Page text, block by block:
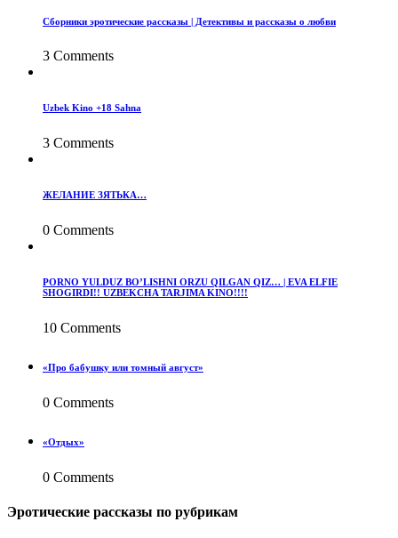
Сборники эротические рассказы | Детективы и рассказы о любви
3 Comments
Uzbek Kino +18 Sahna
3 Comments
ЖЕЛАНИЕ ЗЯТЬКА…
0 Comments
PORNO YULDUZ BO’LISHNI ORZU QILGAN QIZ… | EVA ELFIE
SHOGIRDI!! UZBEKCHA TARJIMA KINO!!!!
10 Comments
«Про бабушку или томный август»
0 Comments
«Отдых»
0 Comments
Эротические рассказы по рубрикам